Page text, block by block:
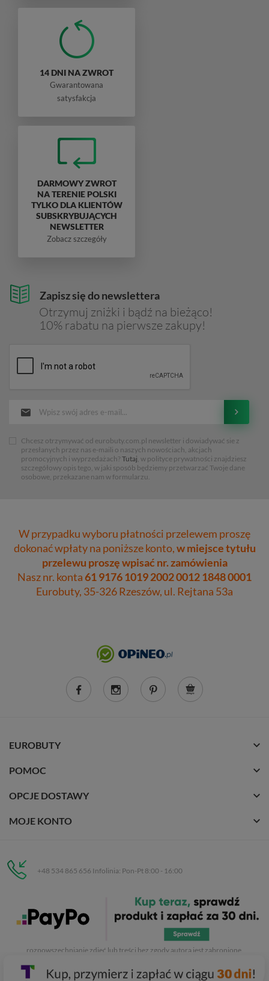
Zapisz się do newslettera
Otrzymuj zniżki i bądź na bieżąco!
10% rabatu na pierwsze zakupy!
Chcesz otrzymywać od eurobuty.com.pl newsletter i dowiadywać sie z
przesłanych przez nas e-maili o naszych nowościach, akcjach
promocyjnych i wyprzedażach? Tutaj, w polityce prywatności znajdziesz
szczegółowy opis tego, w jaki sposób będziemy przetwarzać Twoje dane
osobowe, przekazane nam w formularzu.
14 DNI NA ZWROT
Gwarantowana
satysfakcja
DARMOWY ZWROT
NA TERENIE POLSKI
TYLKO DLA KLIENTÓW
SUBSKRYBUJĄCYCH
NEWSLETTER
Zobacz szczegóły
W przypadku wyboru płatności przelewem proszę
dokonać wpłaty na poniższe konto,w miejsce tytułu
przelewu proszę wpisać nr. zamówienia
Nasz nr. konta61 9176 1019 2002 0012 1848 0001
Eurobuty, 35-326 Rzeszów, ul. Rejtana 53a
EUROBUTY
POMOC
OPCJE DOSTAWY
MOJE KONTO
+48 534 865 656 Infolinia: Pon-Pt 8:00 - 16:00
C.H. Respan, Rejtana 53a/250
35-326 Rzeszów
. Kopiowanie, przetwarzanie,
rozpowszechnianie zdjęć lub treści bez zgody autora jest zabronione.